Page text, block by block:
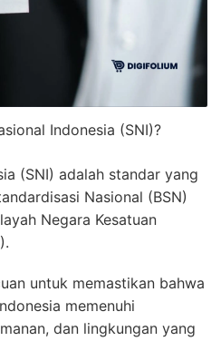
Indonesia (SNI)?
(SNI) adalah standar yang
Nasional (BSN)
Negara Kesatuan
untuk memastikan bahwa
memenuhi
dan lingkungan yang